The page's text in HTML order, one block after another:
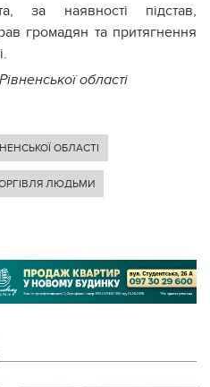
за наявності підстав,
громадян та притягнення
області
ОБЛАСТІ
ЛЮДЬМИ